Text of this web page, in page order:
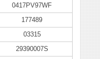
0417PV97WF
177489
03315
29390007S